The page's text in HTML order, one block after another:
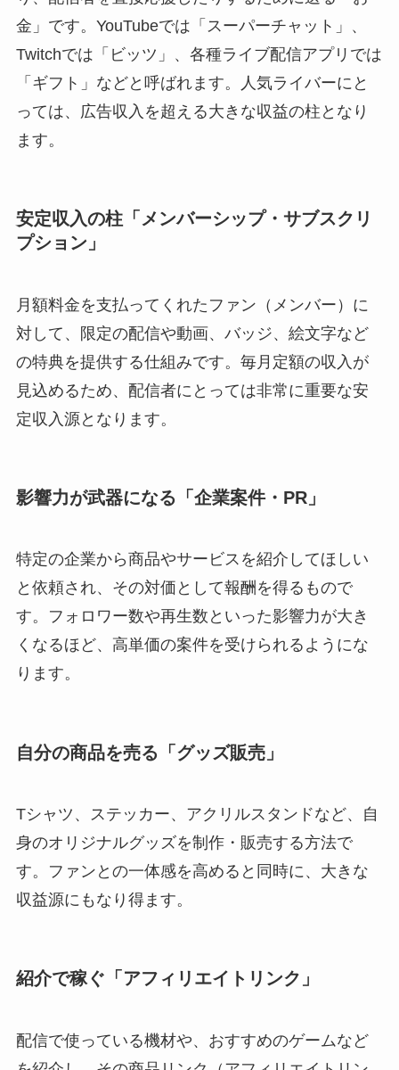
金」です。YouTubeでは「スーパーチャット」、
Twitchでは「ビッツ」、各種ライブ配信アプリでは
「ギフト」などと呼ばれます。人気ライバーにと
っては、広告収入を超える大きな収益の柱となり
ます。
安定収入の柱「メンバーシップ・サブスクリ
プション」
月額料金を支払ってくれたファン（メンバー）に
対して、限定の配信や動画、バッジ、絵文字など
の特典を提供する仕組みです。毎月定額の収入が
見込めるため、配信者にとっては非常に重要な安
定収入源となります。
影響力が武器になる「企業案件・PR」
特定の企業から商品やサービスを紹介してほしい
と依頼され、その対価として報酬を得るもので
す。フォロワー数や再生数といった影響力が大き
くなるほど、高単価の案件を受けられるようにな
ります。
自分の商品を売る「グッズ販売」
Tシャツ、ステッカー、アクリルスタンドなど、自
身のオリジナルグッズを制作・販売する方法で
す。ファンとの一体感を高めると同時に、大きな
収益源にもなり得ます。
紹介で稼ぐ「アフィリエイトリンク」
配信で使っている機材や、おすすめのゲームなど